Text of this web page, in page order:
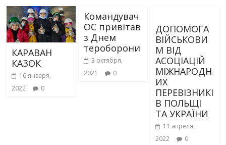
КАРАВАН
КАЗОК
16 января,
2022
0
Командувач
ОС привітав
з Днем
тероборони
3 октября,
2021
0
ДОПОМОГА
ВІЙСЬКОВИ
М ВІД
АСОЦІАЦІЙ
МІЖНАРОДН
ИХ
ПЕРЕВІЗНИКІ
В ПОЛЬЩІ
ТА УКРАЇНИ
11 апреля,
2022
0